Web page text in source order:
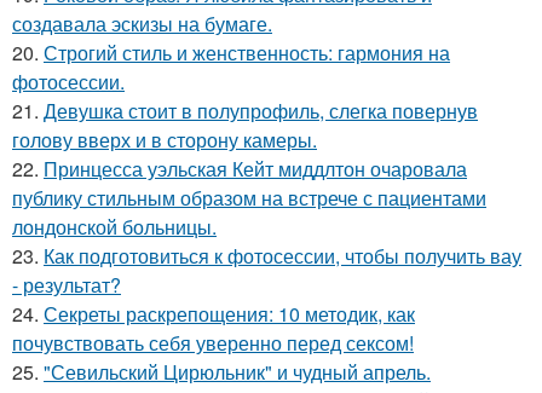
создавала эскизы на бумаге.
20. Строгий стиль и женственность: гармония на
фотосессии.
21. Девушка стоит в полупрофиль, слегка повернув
голову вверх и в сторону камеры.
22. Принцесса уэльская Кейт миддлтон очаровала
публику стильным образом на встрече с пациентами
лондонской больницы.
23. Как подготовиться к фотосессии, чтобы получить вау
- результат?
24. Секреты раскрепощения: 10 методик, как
почувствовать себя уверенно перед сексом!
25. "Севильский Цирюльник" и чудный апрель.